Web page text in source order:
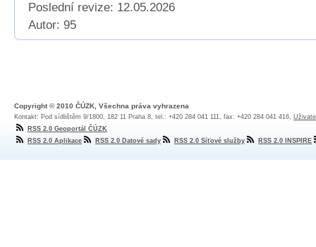
Poslední revize: 12.05.2026
Autor: 95
Copyright © 2010 ČÚZK, Všechna práva vyhrazena
Kontakt: Pod sídlištěm 9/1800, 182 11 Praha 8, tel.: +420 284 041 111, fax: +420 284 041 416,
RSS 2.0 Geoportál ČÚZK
RSS 2.0 Aplikace
RSS 2.0 Datové sady RSS 2.0 Síťové služby RSS 2.0 INSPIRE